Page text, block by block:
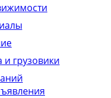
и грузовики